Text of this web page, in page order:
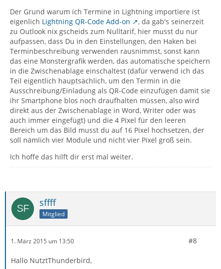
Der Grund warum ich Termine in Lightning importiere ist
eigenlich Lightning QR-Code Add-on
, da gab's seinerzeit
zu Outlook nix gscheids zum Nulltarif, hier musst du nur
aufpassen, dass Du in den Einstellungen, den Haken bei
Terminbeschreibung verwenden rausnimmst, sonst kann
das eine Monstergrafik werden, das automatische speichern
in die Zwischenablage einschaltest (dafür verwend ich das
Teil eigentlich hauptsächlich, um den Termin in die
Ausschreibung/Einladung als QR-Code einzufügen damit sie
ihr Smartphone blos noch draufhalten müssen, also wird
direkt aus der Zwischenablage in Word, Writer oder was
auch immer eingefügt) und die 4 Pixel für den leeren
Bereich um das Bild musst du auf 16 Pixel hochsetzen, der
soll nämlich vier Module und nicht vier Pixel groß sein.
Ich hoffe das hilft dir erst mal weiter.
sffff
Mitglied
1. März 2015 um 13:50 #8
Hallo NutztThunderbird,